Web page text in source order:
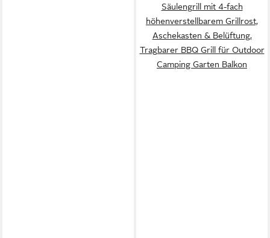
Säulengrill mit 4-fach
höhenverstellbarem Grillrost,
Aschekasten & Belüftung,
Tragbarer BBQ Grill für Outdoor
Camping Garten Balkon